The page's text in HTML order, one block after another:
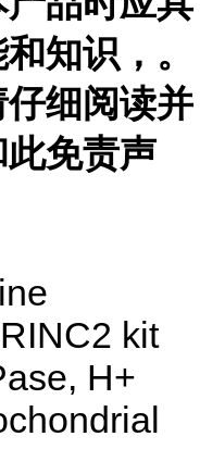
知识， 。
细阅读并
免责声
kit
H+